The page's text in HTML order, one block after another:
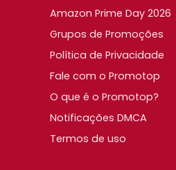
Amazon Prime Day 2026
Grupos de Promoções
Política de Privacidade
Fale com o Promotop
O que é o Promotop?
Notificações DMCA
Termos de uso